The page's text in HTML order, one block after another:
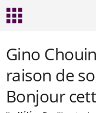
Gino
raison de
Bonjour